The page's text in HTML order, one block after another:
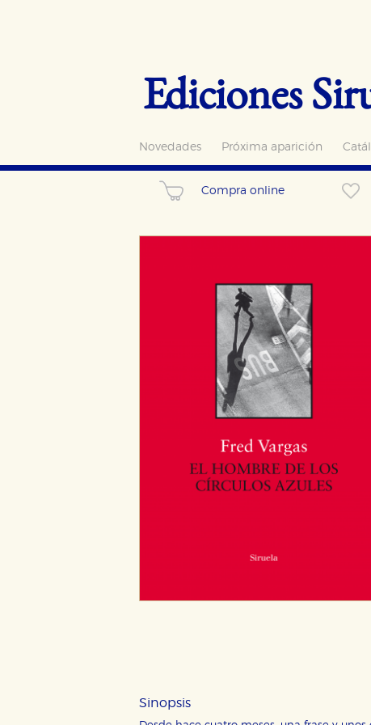
Ediciones
Novedades Próxima aparición
Compra online
Sinopsis